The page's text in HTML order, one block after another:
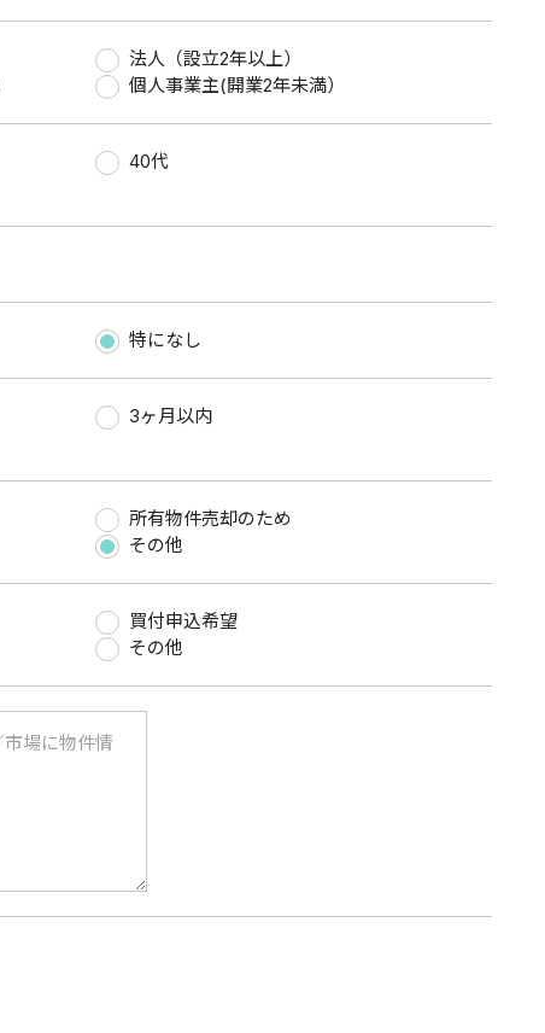
法人（設立2年以上）
個人事業主(開業2年未満）
40代
特になし
3ヶ月以内
所有物件売却のため
その他
買付申込希望
その他